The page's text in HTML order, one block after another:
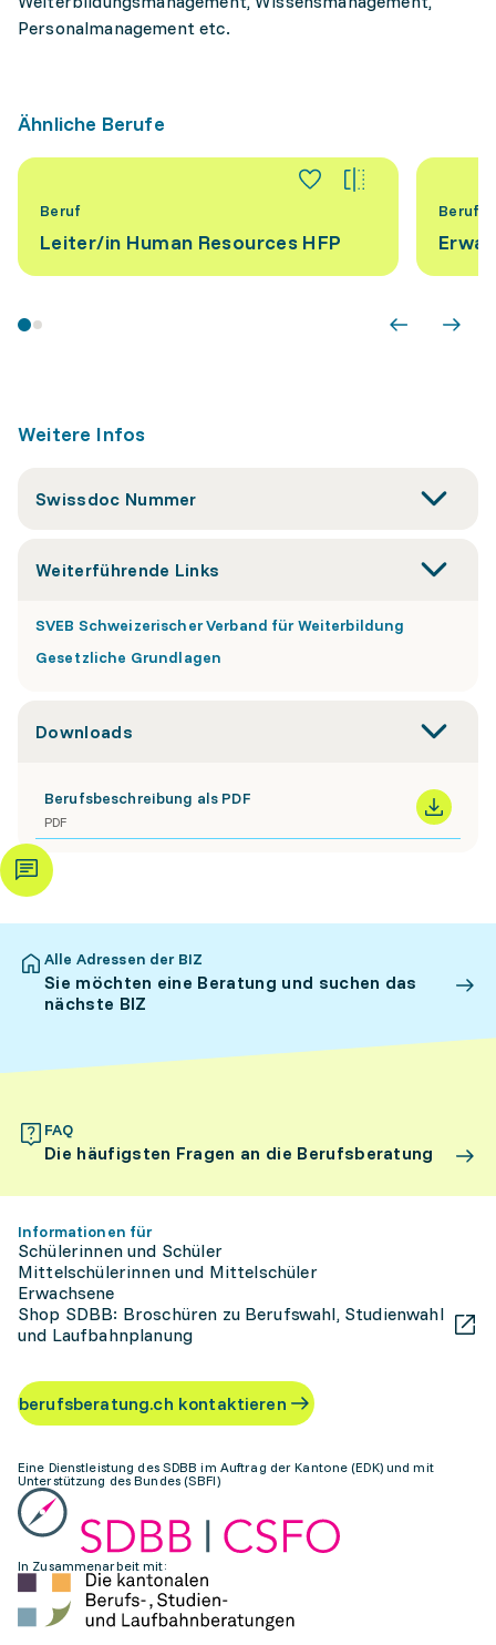
Personalmanagement etc.
Ähnliche Berufe
Beruf
Leiter/​in Human Resources HFP
Beruf
Weitere Infos
Swissdoc Nummer
Weiterführende Links
SVEB Schweizerischer Verband für Weiterbildung
Gesetzliche Grundlagen
Downloads
Berufsbeschreibung als PDF
PDF
Alle Adressen der BIZ
Sie möchten eine Beratung und suchen das
nächste BIZ
FAQ
Die häufigsten Fragen an die Berufsberatung
Informationen für
Schülerinnen und Schüler
Mittelschülerinnen und Mittelschüler
Erwachsene
Shop SDBB: Broschüren zu Berufswahl, Studienwahl
und Laufbahnplanung
berufsberatung.ch kontaktieren
Eine Dienstleistung des SDBB im Auftrag der Kantone (EDK) und mit
Unterstützung des Bundes (SBFI)
In Zusammenarbeit mit: